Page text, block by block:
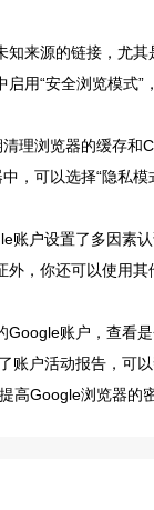
来源的链接，尤其
用“安全浏览模式”
理浏览器的缓存和
，可以选择“隐私模
账户设置了多因素
，你还可以使用其
账户，查看
账户活动报告，可以
高Google浏览器的